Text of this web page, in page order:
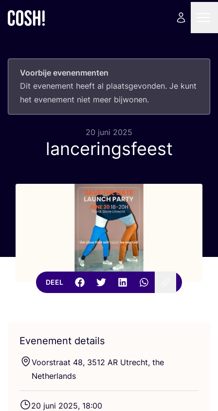
Voorbije evenenmenten
Dit eve­ne­ment heeft al plaats­ge­von­den. Je kunt
het eve­ne­ment niet meer bijwonen.
20 juni 2025
lanceringsfeest
DEEL
Evenement details
Voor­straat 48, 3512 AR Utrecht, the
Netherlands
20 juni 2025, 18:00